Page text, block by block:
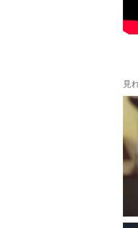
見